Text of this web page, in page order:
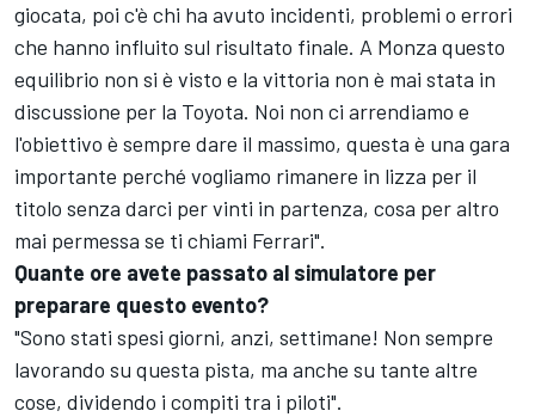
giocata, poi c'è chi ha avuto incidenti, problemi o errori
che hanno influito sul risultato finale. A Monza questo
equilibrio non si è visto e la vittoria non è mai stata in
discussione per la Toyota. Noi non ci arrendiamo e
l'obiettivo è sempre dare il massimo, questa è una gara
importante perché vogliamo rimanere in lizza per il
titolo senza darci per vinti in partenza, cosa per altro
mai permessa se ti chiami Ferrari".
Quante ore avete passato al simulatore per
preparare questo evento?
"Sono stati spesi giorni, anzi, settimane! Non sempre
lavorando su questa pista, ma anche su tante altre
cose, dividendo i compiti tra i piloti".